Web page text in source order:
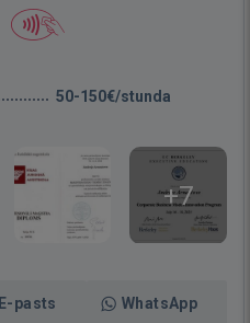
50-150€/stunda
+7
E-pasts WhatsApp